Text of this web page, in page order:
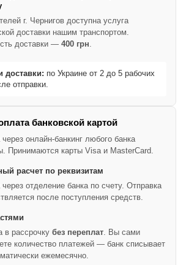
г. Чернигов доступна услуга
доставки нашим транспортом.
доставки — 400 грн
доставки: по Украине от 2 до 5 рабочих
отправки.
банковской картой
онлайн-банкинг любого банка
Принимаются карты Visa и MasterCard.
расчет по реквизитам
отделение банка по счету. Отправка
после поступления средств.
в рассрочку без переплат . Вы сами
количество платежей — банк списывает
ежемесячно.